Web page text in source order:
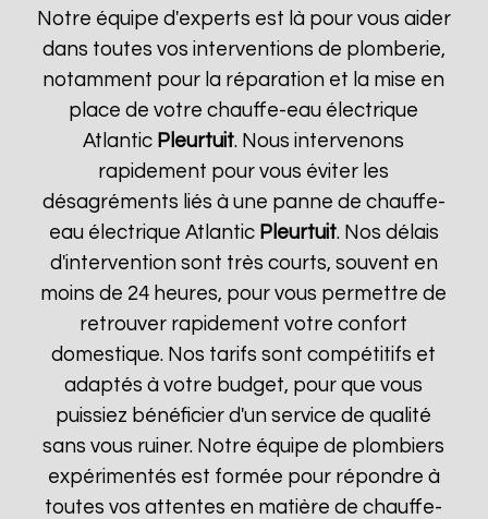
Notre équipe d'experts est là pour vous aider
dans toutes vos interventions de plomberie,
notamment pour la réparation et la mise en
place de votre chauffe-eau électrique
Atlantic Pleurtuit. Nous intervenons
rapidement pour vous éviter les
désagréments liés à une panne de chauffe-
eau électrique Atlantic Pleurtuit. Nos délais
d'intervention sont très courts, souvent en
moins de 24 heures, pour vous permettre de
retrouver rapidement votre confort
domestique. Nos tarifs sont compétitifs et
adaptés à votre budget, pour que vous
puissiez bénéficier d'un service de qualité
sans vous ruiner. Notre équipe de plombiers
expérimentés est formée pour répondre à
toutes vos attentes en matière de chauffe-